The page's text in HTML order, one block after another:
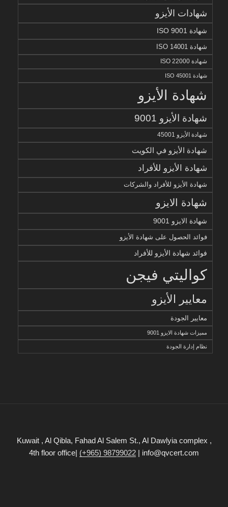
شهادات الأيزو
شهادة ISO 9001
شهادة ISO 14001
شهادة ISO 22000
شهادة ISO 45001
شهادة الأيزو
شهادة الأيزو 9001
شهادة الأيزو 45001
شهادة الأيزو في الكويت
شهادة الأيزو للأفراد
شهادة الأيزو للأفراد والشركات
شهادة الايزو
شهادة الايزو 9001
فوائد الحصول على شهادة الأيزو
فوائد شهادة الأيزو للأفراد
كواليتي فيجن
معايير الأيزو
معايير الجودة
مميزات شهادة الايزو 9001
نظام إدارة الجودة
Kuwait , Al Qibla, Fahad Al Salem St., Al Dawlyia complex ,
4th floor office| (+965) 98799022 | info@qvcert.com